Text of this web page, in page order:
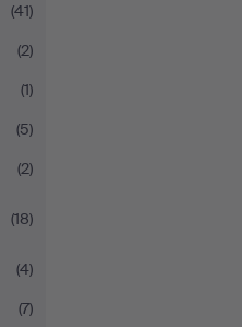
(41)
(2)
(1)
(5)
(2)
(18)
(4)
(7)